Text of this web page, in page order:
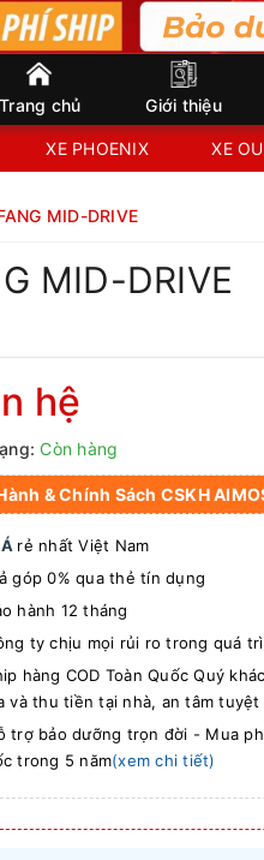
Trang chủ Giới thiệu
XE PHOENIX XE
MID-DRIVE
MID-DRIVE
hệ
Còn hàng
& Chính Sách CSKH
rẻ nhất Việt Nam
góp 0% qua thẻ tín dụng
hành 12 tháng
ty chịu mọi rủi ro trong quá
hàng COD Toàn Quốc Quý
và thu tiền tại nhà, an tâm tuyệt
trợ bảo dưỡng trọn đời - Mua
trong 5 năm(xem chi tiết)